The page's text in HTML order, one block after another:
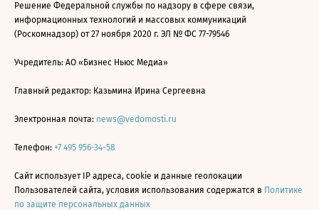
Решение Федеральной службы по надзору в сфере связи,
информационных технологий и массовых коммуникаций
(Роскомнадзор) от 27 ноября 2020 г. ЭЛ № ФС 77-79546
Учредитель: АО «Бизнес Ньюс Медиа»
Главный редактор: Казьмина Ирина Сергеевна
Электронная почта: news@vedomosti.ru
Телефон: +7 495 956-34-58
Сайт использует IP адреса, cookie и данные геолокации
Пользователей сайта, условия использования содержатся в Политике
по защите персональных данных